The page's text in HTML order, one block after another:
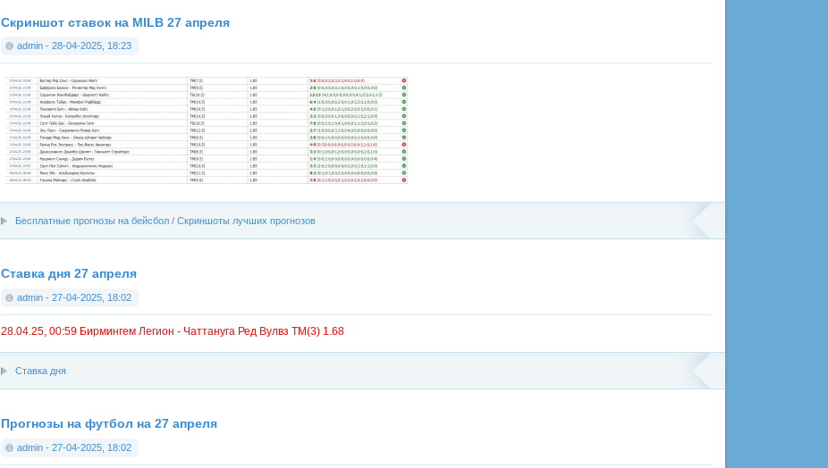
Скриншот ставок на MILB 27 апреля
admin - 28-04-2025, 18:23
Бесплатные прогнозы на бейсбол / Скриншоты лучших прогнозов
Ставка дня 27 апреля
admin - 27-04-2025, 18:02
28.04.25, 00:59 Бирмингем Легион - Чаттануга Ред Вулвз ТМ(3) 1.68
Ставка дня
Прогнозы на футбол на 27 апреля
admin - 27-04-2025, 18:02